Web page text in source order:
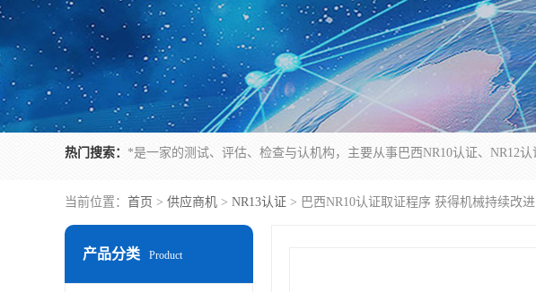
热门搜索：
当前位置： 首页 > 供应商机 > NR13认证 > 巴西NR10认证取证程序 获得机械持续改进
产品分类 Product